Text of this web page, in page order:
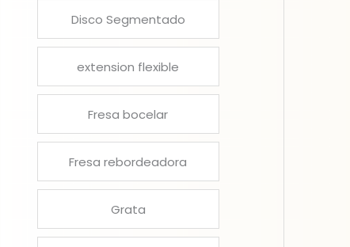
Disco Segmentado
extension flexible
Fresa bocelar
Fresa rebordeadora
Grata